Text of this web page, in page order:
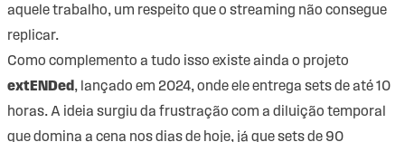
aquele trabalho, um respeito que o streaming não consegue
replicar.
Como complemento a tudo isso existe ainda o projeto
extENDed , lançado em 2024, onde ele entrega sets de até 10
horas. A ideia surgiu da frustração com a diluição temporal
que domina a cena nos dias de hoje, já que sets de 90